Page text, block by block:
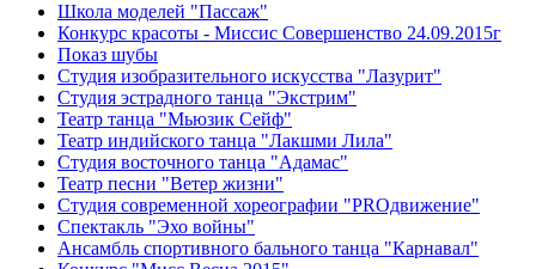
Школа моделей "Пассаж"
Конкурс красоты - Миссис Совершенство 24.09.2015г
Показ шубы
Студия изобразительного искусства "Лазурит"
Студия эстрадного танца "Экстрим"
Театр танца "Мьюзик Сейф"
Театр индийского танца "Лакшми Лила"
Студия восточного танца "Адамас"
Театр песни "Ветер жизни"
Студия современной хореографии "PROдвижение"
Спектакль "Эхо войны"
Ансамбль спортивного бального танца "Карнавал"